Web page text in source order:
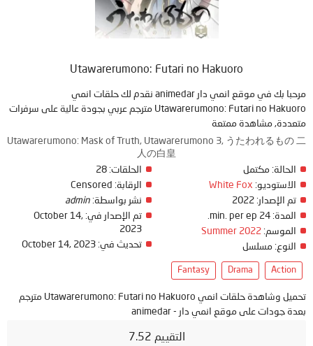
التقييم 7.52
Utawarerumono: Futari no Hakuoro
مرحبا بك في موقع انمي دار animedar نقدم لك حلقات انمي
Utawarerumono: Futari no Hakuoro مترجم عربي بجودة عالية على سرفرات
متعددة, مشاهدة ممتعة
Utawarerumono: Mask of Truth, Utawarerumono 3, うたわれるもの 二
人の白皇
الحالة: مكتمل
الاستوديو: White Fox
تم الإصدار:
المدة:
الموسم: Summer 2022
النوع: مسلسل
الحلقات: 28
الرقابة:
نشر بواسطة: admin
تم الإصدار في: October 14,
2023
تحديث في: October 14, 2023
Action
Drama
Fantasy
تحميل وشاهدة حلقات انمي Utawarerumono: Futari no Hakuoro مترجم
بعدة جودات على موقع انمي دار - animedar